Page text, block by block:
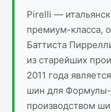
Pirelli —
премиум-класса,
Баттиста
из старейших
2011 года
шин для Формулы-
производством